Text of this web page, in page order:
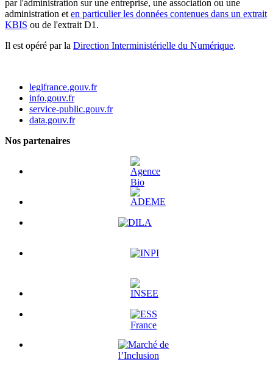
par l'administration sur une entreprise, une association ou une
administration et en particulier les données contenues dans un extrait
KBIS ou de l'extrait D1.
Il est opéré par la Direction Interministérielle du Numérique.
legifrance.gouv.fr
info.gouv.fr
service-public.gouv.fr
data.gouv.fr
Nos partenaires